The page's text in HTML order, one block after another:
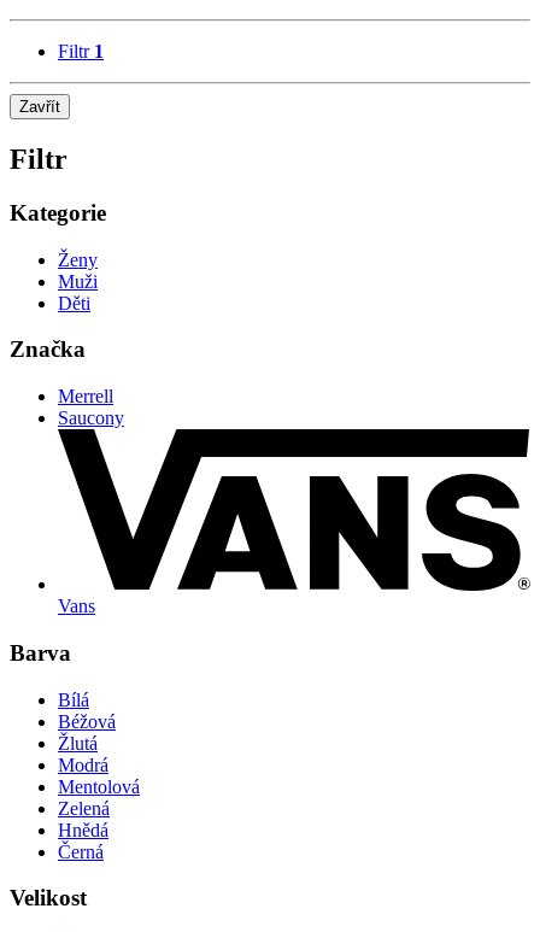
Filtr 1
Zavřít
Filtr
Kategorie
Ženy
Muži
Děti
Značka
Merrell
Saucony
Vans
Barva
Bílá
Béžová
Žlutá
Modrá
Mentolová
Zelená
Hnědá
Černá
Velikost